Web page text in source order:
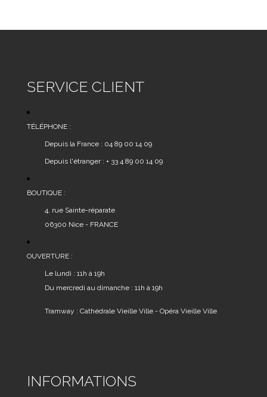
SERVICE CLIENT
TÉLÉPHONE :
Depuis la France : 04 89 00 14 09
Depuis l'étranger : + 33 4 89 00 14 09
BOUTIQUE :
4, rue Sainte-réparate
06300 Nice - FRANCE
OUVERTURE :
Le lundi : 11h à 19h
Du mercredi au dimanche : 11h à 19h
Tramway : Cathédrale Vieille Ville - Opéra Vieille Ville
INFORMATIONS